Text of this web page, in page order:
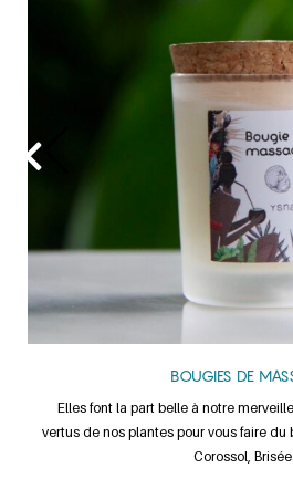
BOUGIES DE
Elles font la part belle à notre
vertus de nos plantes pour vous faire du
Corossol,